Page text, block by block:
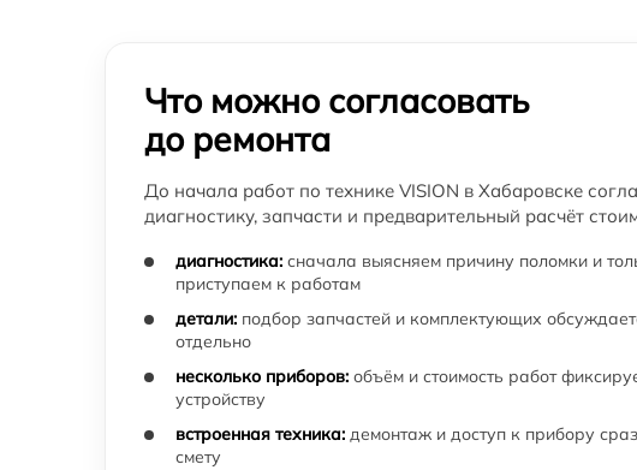
Что можно согласовать
до ремонта
До начала работ по технике VISION в Хабаровске
диагностику, запчасти и предварительный расчёт
диагностика: сначала выясняем причину поломки и
приступаем к работам
детали: подбор запчастей и комплектующих
отдельно
несколько приборов: объём и стоимость работ
устройству
встроенная техника: демонтаж и доступ к прибору
смету